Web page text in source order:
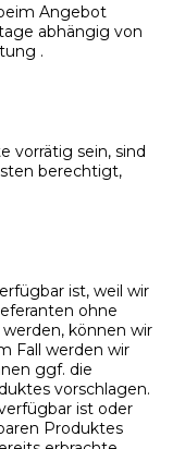
Angebot
abhängig von
.
vorrätig sein, sind
berechtigt,
ist, weil wir
ohne
können wir
Fall werden wir
ggf. die
vorschlagen.
ist oder
Produktes